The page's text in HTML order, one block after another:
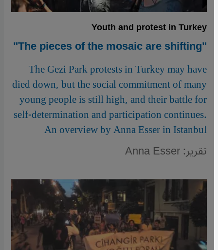
Youth and protest in Turkey
"The pieces of the mosaic are shifting"
The Gezi Park protests in Turkey may have
died down, but the social commitment of many
young people is still high, and their battle for
self-determination and participation continues.
An overview by Anna Esser in Istanbul
تقرير: Anna Esser